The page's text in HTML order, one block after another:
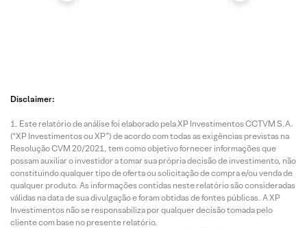
Disclaimer:
Este relatório de análise foi elaborado pela XP Investimentos CCTVM S.A.
(“XP Investimentos ou XP”) de acordo com todas as exigências previstas na
Resolução CVM 20/2021, tem como objetivo fornecer informações que
possam auxiliar o investidor a tomar sua própria decisão de investimento, não
constituindo qualquer tipo de oferta ou solicitação de compra e/ou venda de
qualquer produto. As informações contidas neste relatório são consideradas
válidas na data de sua divulgação e foram obtidas de fontes públicas. A XP
Investimentos não se responsabiliza por qualquer decisão tomada pelo
cliente com base no presente relatório.